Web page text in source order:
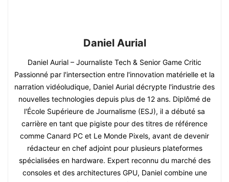
Daniel Aurial
Daniel Aurial – Journaliste Tech & Senior Game Critic
Passionné par l'intersection entre l'innovation matérielle et la
narration vidéoludique, Daniel Aurial décrypte l'industrie des
nouvelles technologies depuis plus de 12 ans. Diplômé de
l'École Supérieure de Journalisme (ESJ), il a débuté sa
carrière en tant que pigiste pour des titres de référence
comme Canard PC et Le Monde Pixels, avant de devenir
rédacteur en chef adjoint pour plusieurs plateformes
spécialisées en hardware. Expert reconnu du marché des
consoles et des architectures GPU, Daniel combine une